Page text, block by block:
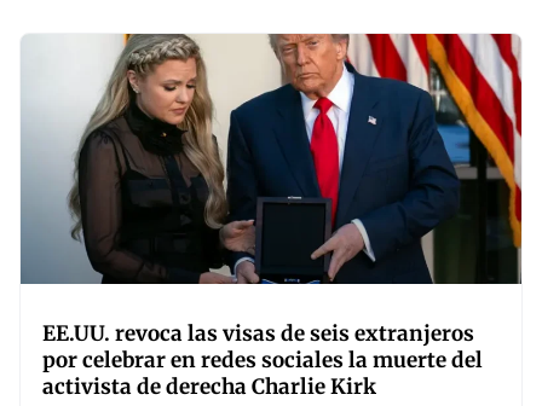
EE.UU. revoca las visas de seis extranjeros
por celebrar en redes sociales la muerte del
activista de derecha Charlie Kirk